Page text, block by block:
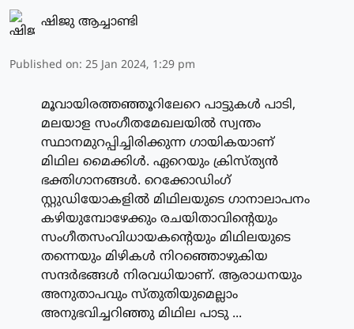
ഷിജു ആച്ചാണ്ടി
Published on: 25 Jan 2024, 1:29 pm
മൂവായിരത്തഞ്ഞൂറിലേറെ പാട്ടുകള്‍ പാടി,
മലയാള സംഗീതമേഖലയില്‍ സ്വന്തം
സ്ഥാനമുറപ്പിച്ചിരിക്കുന്ന ഗായികയാണ്
മിഥില മൈക്കിള്‍. ഏറെയും ക്രിസ്ത്യന്‍
ഭക്തിഗാനങ്ങള്‍. റെക്കോഡിംഗ്
സ്റ്റുഡിയോകളില്‍ മിഥിലയുടെ ഗാനാലാപനം
കഴിയുമ്പോഴേക്കും രചയിതാവിന്റെയും
സംഗീതസംവിധായകന്റെയും മിഥിലയുടെ
തന്നെയും മിഴികള്‍ നിറഞ്ഞൊഴുകിയ
സന്ദര്‍ഭങ്ങള്‍ നിരവധിയാണ്. ആരാധനയും
അനുതാപവും സ്തുതിയുമെല്ലാം
അനുഭവിച്ചറിഞ്ഞു മിഥില പാടു ...